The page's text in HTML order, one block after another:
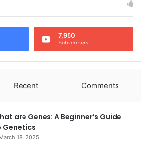
7,950
Subscribers
Recent Comments
are Genes: A Beginner’s Guide
Genetics
March 18, 2025